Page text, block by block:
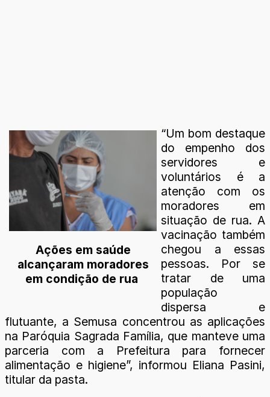
Ações em saúde
alcançaram moradores
em condição de rua
“Um bom destaque
do empenho dos
servidores e
voluntários é a
atenção com os
moradores em
situação de rua. A
vacinação também
chegou a essas
pessoas. Por se
tratar de uma
população
dispersa e
flutuante, a Semusa concentrou as aplicações
na Paróquia Sagrada Família, que manteve uma
parceria com a Prefeitura para fornecer
alimentação e higiene”, informou Eliana Pasini,
titular da pasta.